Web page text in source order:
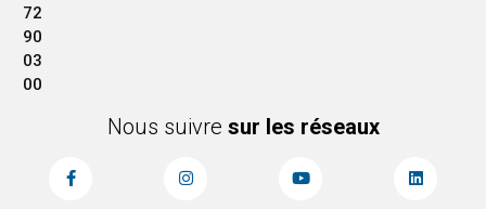
72
90
03
00
Nous suivre sur les réseaux